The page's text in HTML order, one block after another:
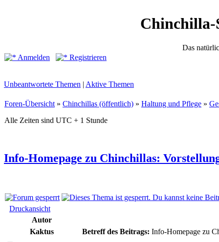
Chinchilla-
Das
Anmelden
Registrieren
Unbeantwortete Themen | Aktive Themen
Foren-Übersicht » Chinchillas (öffentlich) » Haltung und Pflege »
Alle Zeiten sind UTC + 1 Stunde
Info-Homepage zu Chinchillas:
Druckansicht
Autor
Kaktus
Betreff des Beitrags: Info-Homepage zu